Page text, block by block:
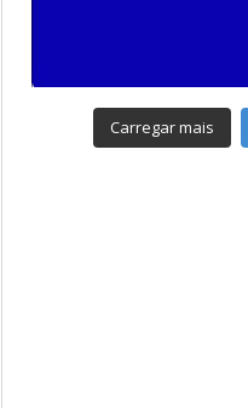
Carregar mais